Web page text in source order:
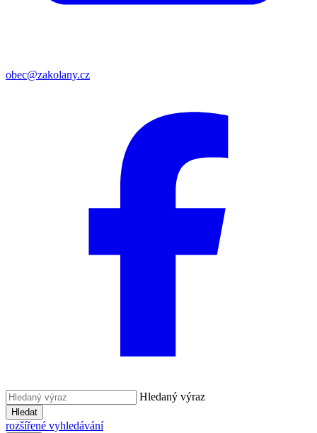
obec@zakolany.cz
Hledaný výraz
Hledat
rozšířené vyhledávání